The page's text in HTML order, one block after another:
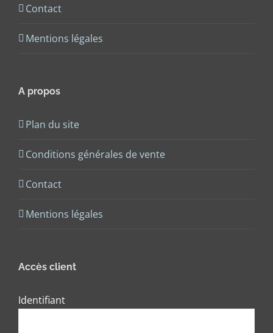
Contact
Mentions légales
A propos
Plan du site
Conditions générales de vente
Contact
Mentions légales
Accès client
Identifiant